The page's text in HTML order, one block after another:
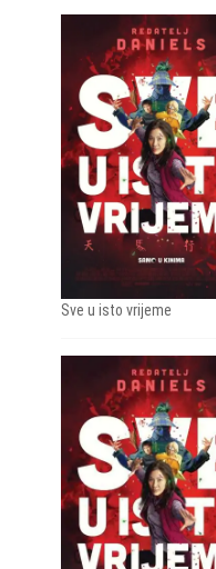
Sve u isto vrijeme